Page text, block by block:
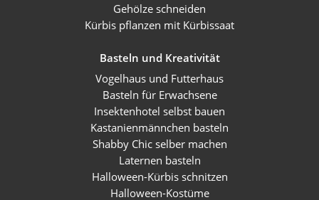
Gehölze schneiden
Kürbis pflanzen mit Kürbissaat
Basteln und Kreativität
Vogelhaus und Futterhaus
Basteln für Erwachsene
Insektenhotel selbst bauen
Kastanienmännchen basteln
Shabby Chic selber machen
Laternen basteln
Halloween-Kürbis schnitzen
Halloween-Kostüme